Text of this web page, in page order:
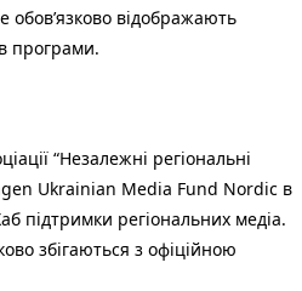
обов’язково відображають
програми.
“Незалежні регіональні
Ukrainian Media Fund Nordic в
підтримки регіональних медіа.
збігаються з офіційною